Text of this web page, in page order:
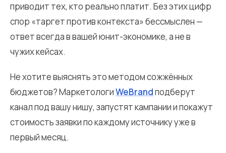
приводит тех, кто реально платит. Без этих цифр
спор «таргет против контекста» бессмыслен —
ответ всегда в вашей юнит-экономике, а не в
чужих кейсах.
Не хотите выяснять это методом сожжённых
бюджетов? МаркетологиWeBrandподберут
канал под вашу нишу, запустят кампании и покажут
стоимость заявки по каждому источнику уже в
первый месяц.